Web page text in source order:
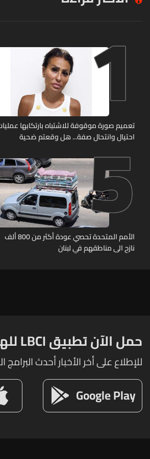
1
تعميم صورة موقوفة للاشتباه بارتكابها
احتيال وانتحال صفة... هل وقعتم ضحية
5
الأمم المتحدة تحصي عودة أكثر من 800 ألف
نازح الى مناطقهم في لبنان
حمل الآن تطبيق LBCI للهواتف المحمولة
للإطلاع على أخر الأخبار أحدث
Google Play